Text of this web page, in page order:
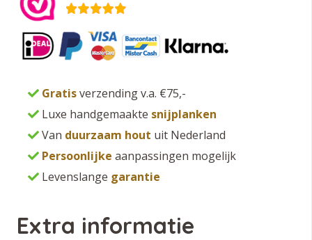
Gratisverzending v.a. €75,-
Luxe handgemaakte snijplanken
Van duurzaam hout uit Nederland
Persoonlijke aanpassingen mogelijk
Levenslange garantie
Extra informatie